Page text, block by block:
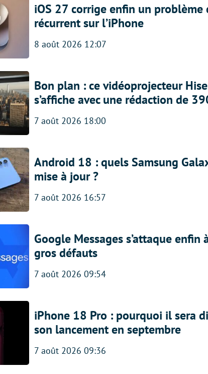
iOS 27 corrige enfin un problème
récurrent sur l’iPhone
8 août 2026 12:07
Bon plan : ce vidéoprojecteur
s’affiche avec une rédaction de
7 août 2026 18:00
Android 18 : quels Samsung
mise à jour ?
7 août 2026 16:57
Google Messages s’attaque enfin
gros défauts
7 août 2026 09:54
iPhone 18 Pro : pourquoi il sera
son lancement en septembre
7 août 2026 09:36